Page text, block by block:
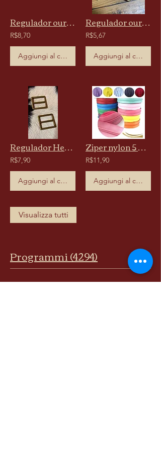
Regulador ouro velho vintage 3cm - 1 unid
R$8,70
Aggiungi al carrello
Regulador ouro velho vintage 2cm- 1 unid
R$5,67
Aggiungi al carrello
Regulador Hermes quadrado 3cm ouro velho - 1 unidade
R$7,90
Aggiungi al carrello
Ziper nylon 5 Metros número 5
R$11,90
Aggiungi al carrello
Visualizza tutti
Programmi (4294)
Curso Mala Viena de Viagem em Couro com Encaixe para Mala de Rodinhas